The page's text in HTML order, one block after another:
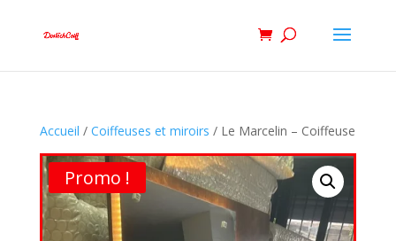
Accueil / Coiffeuses et miroirs / Le Marcelin – Coiffeuse
Promo !